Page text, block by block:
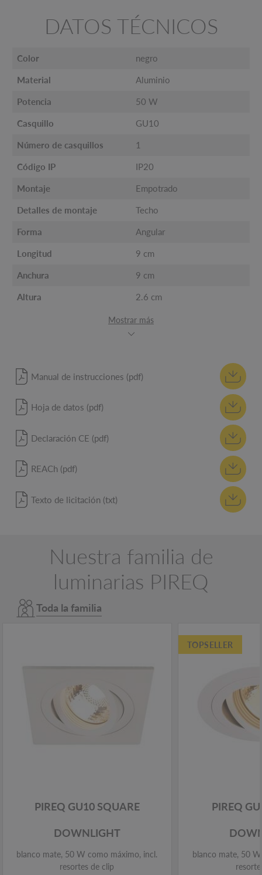
DATOS TÉCNICOS
Color negro
Material Aluminio
Potencia 50 W
Casquillo GU10
Número de casquillos 1
Código IP IP20
Montaje Empotrado
Detalles de montaje Techo
Forma Angular
Longitud 9 cm
Anchura 9 cm
Altura 2.6 cm
Mostrar más
Manual de instrucciones (pdf)
Hoja de datos (pdf)
Declaración CE (pdf)
REACh (pdf)
Texto de licitación (txt)
Nuestra familia de
luminarias PIREQ
Toda la familia
PIREQ GU10 SQUARE
DOWNLIGHT
blanco mate, 50 W como máximo, incl.
resortes de clip
TOPSELLER
PIREQ
blanco mate, 50